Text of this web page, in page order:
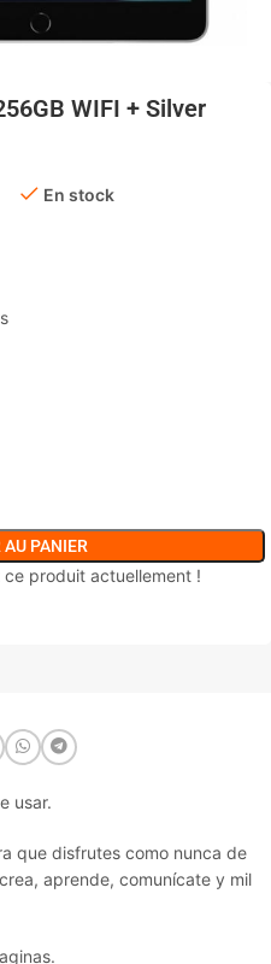
WIFI + Silver
En stock
PANIER
produit actuellement !
usar.
que disfrutes como nunca de
aprende, comunícate y mil